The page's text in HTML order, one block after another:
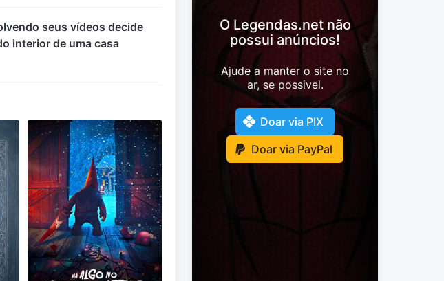
seus vídeos decide
interior de uma casa
O Legendas.net não
possui anúncios!
Ajude a manter o site no
ar, se possivel.
Doar via PIX
Doar via PayPal